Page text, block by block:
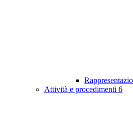
Attività e procedimenti 6